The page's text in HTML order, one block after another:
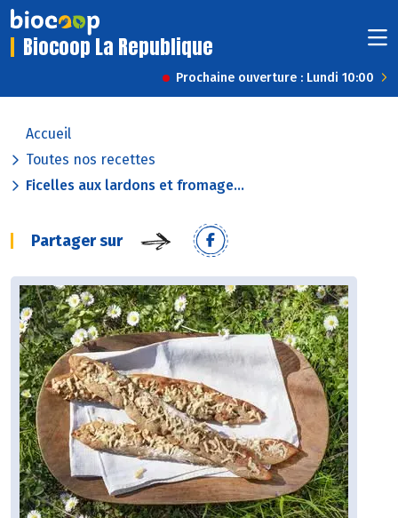
Biocoop La Republique
Prochaine ouverture : Lundi 10:00
Accueil
Toutes nos recettes
Ficelles aux lardons et fromage...
Partager sur